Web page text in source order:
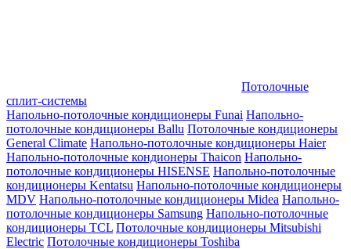
Потолочные
сплит-системы
Напольно-потолочные кондиционеры Funai Напольно-
потолочные кондиционеры Ballu Потолочные кондиционеры
General Climate Напольно-потолочные кондиционеры Haier
Напольно-потолочные кондионеры Thaicon Напольно-
потолочные кондиционеры HISENSE Напольно-потолочные
кондиционеры Kentatsu Напольно-потолочные кондиционеры
MDV Напольно-потолочные кондиционеры Midea Напольно-
потолочные кондиционеры Samsung Напольно-потолочные
кондиционеры TCL Потолочные кондиционеры Mitsubishi
Electric Потолочные кондиционеры Toshiba